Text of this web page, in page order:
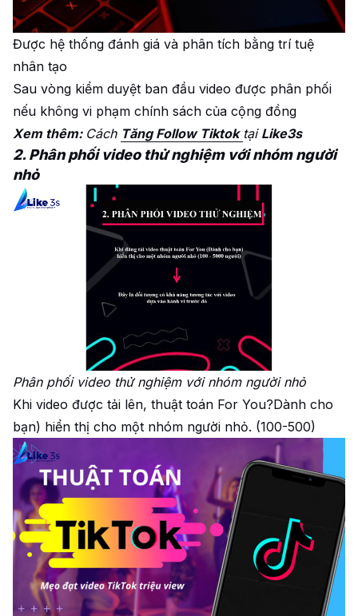
Được hệ thống đánh giá và phân tích bằng trí tuệ
nhân tạo
Sau vòng kiểm duyệt ban đầu video được phân phối
nếu không vi phạm chính sách của cộng đồng
Xem thêm: Cách Tăng Follow Tiktok tại Like3s
2. Phân phối video thử nghiệm với nhóm người
nhỏ
Phân phối video thử nghiệm với nhóm người nhỏ
Khi video được tải lên, thuật toán For You?Dành cho
bạn) hiển thị cho một nhóm người nhỏ. (100-500)